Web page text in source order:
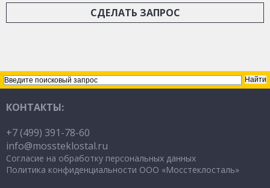
СДЕЛАТЬ ЗАПРОС
КОНТАКТЫ:
+7 (499) 391-78-60
info@mossteklostal.ru
Согласие на обработку персональных данных
Политика конфиденциальности ООО «Мосстеклосталь»